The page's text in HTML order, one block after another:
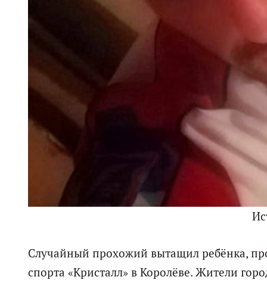
Случайный прохожий вытащил ребёнка,
спорта «Кристалл» в Королёве. Жители